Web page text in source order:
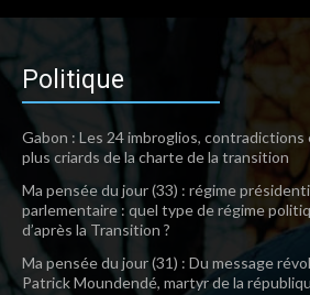
Politique
Gabon : Les 24 imbroglios,
plus criards de la charte de la transition
Ma pensée du jour (33) : régime
parlementaire : quel type de régime
d’après la Transition ?
Ma pensée du jour (31) : Du message
Patrick Moundendé, martyr de la